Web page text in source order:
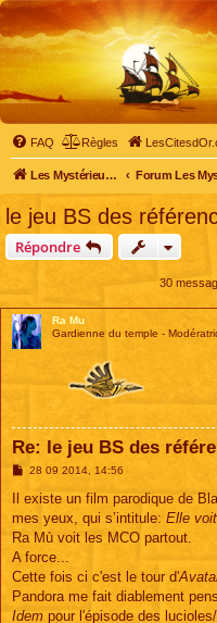
FAQ Règles
Les Mystérieuses Cités d'Or - LesCitesdOr.com
le jeu BS des
Répondre
30
Ra Mu
Gardienne du temple -
Re: le jeu BS des
M
s
a
g
28 09 2014, 14:56
Il existe un film parodique de
mes yeux, qui s’intitule: Elle
Ra Mù voit les MCO partout.
A force...
Cette fois ci c'est le tour d'
Pandora me fait diablement
Idem pour l'épisode des